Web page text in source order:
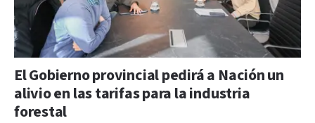
El Gobierno provincial pedirá a Nación un
alivio en las tarifas para la industria
forestal